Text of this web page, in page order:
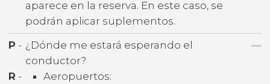
aparece en la reserva. En este caso, se
podrán aplicar suplementos.
P - ¿Dónde me estará esperando el
conductor?
R -
Aeropuertos: